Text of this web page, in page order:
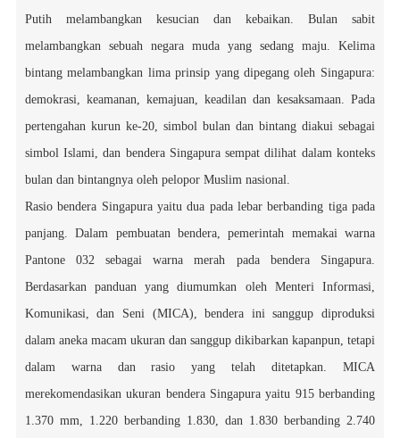
Putih melambangkan kesucian dan kebaikan. Bulan sabit
melambangkan sebuah negara muda yang sedang maju. Kelima
bintang melambangkan lima prinsip yang dipegang oleh Singapura:
demokrasi, keamanan, kemajuan, keadilan dan kesaksamaan. Pada
pertengahan kurun ke-20, simbol bulan dan bintang diakui sebagai
simbol Islami, dan bendera Singapura sempat dilihat dalam konteks
bulan dan bintangnya oleh pelopor Muslim nasional.
Rasio bendera Singapura yaitu dua pada lebar berbanding tiga pada
panjang. Dalam pembuatan bendera, pemerintah memakai warna
Pantone 032 sebagai warna merah pada bendera Singapura.
Berdasarkan panduan yang diumumkan oleh Menteri Informasi,
Komunikasi, dan Seni (MICA), bendera ini sanggup diproduksi
dalam aneka macam ukuran dan sanggup dikibarkan kapanpun, tetapi
dalam warna dan rasio yang telah ditetapkan. MICA
merekomendasikan ukuran bendera Singapura yaitu 915 berbanding
1.370 mm, 1.220 berbanding 1.830, dan 1.830 berbanding 2.740